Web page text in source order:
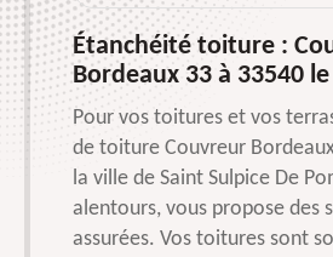
Étanchéité toiture :
Bordeaux 33 à 33540
Pour vos toitures et vos
de toiture Couvreur
la ville de Saint Sulpice De
alentours, vous propose des
assurées. Vos toitures sont